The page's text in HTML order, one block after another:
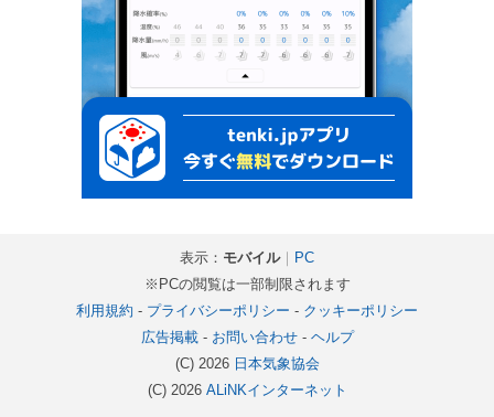
表示： モバイル｜
PC
※PCの閲覧は一部制限されます
利用規約 - プライバシーポリシー - クッキーポリシー
広告掲載- お問い合わせ- ヘルプ
(C) 2026 日本気象協会
(C) 2026 ALiNKインターネット